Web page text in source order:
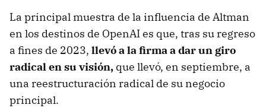
La principal muestra de la influencia de Altman
en los destinos de OpenAI es que, tras su regreso
a fines de 2023, llevó a la firma a dar un giro
radical en su visión, que llevó, en septiembre, a
una reestructuración radical de su negocio
principal.